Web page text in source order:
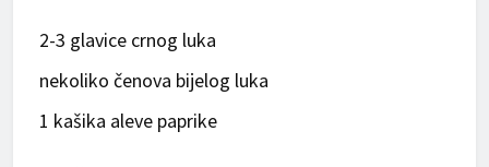
2-3 glavice crnog luka
nekoliko čenova bijelog luka
1 kašika aleve paprike